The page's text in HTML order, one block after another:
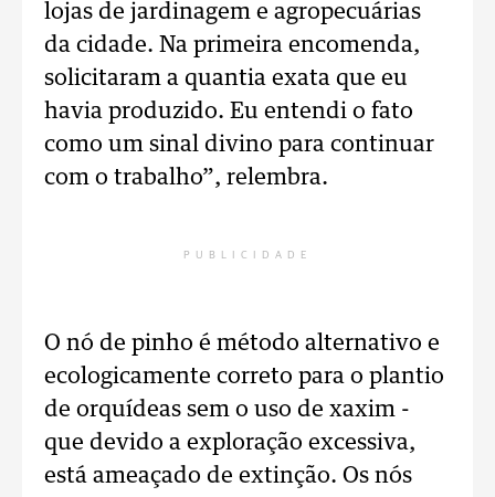
lojas de jardinagem e agropecuárias
da cidade. Na primeira encomenda,
solicitaram a quantia exata que eu
havia produzido. Eu entendi o fato
como um sinal divino para continuar
com o trabalho”, relembra.
PUBLICIDADE
O nó de pinho é método alternativo e
ecologicamente correto para o plantio
de orquídeas sem o uso de xaxim -
que devido a exploração excessiva,
está ameaçado de extinção. Os nós